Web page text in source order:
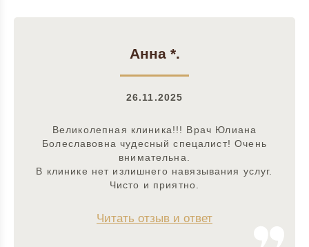
Анна *.
26.11.2025
Великолепная клиника!!! Врач Юлиана
Болеславовна чудесный спецалист! Очень
внимательна.
В клинике нет излишнего навязывания услуг.
Чисто и приятно.
Читать отзыв и ответ